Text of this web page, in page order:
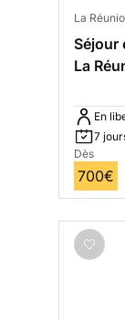
La
Séjour
La
En
7
Dès
700€